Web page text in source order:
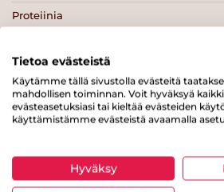
Proteiinia
Tietoa evästeistä
Käytämme tällä sivustolla evästeitä
mahdollisen toiminnan. Voit hyväksyä
evästeasetuksiasi tai kieltää evästeiden
käyttämistämme evästeistä avaamalla
Hyväksy